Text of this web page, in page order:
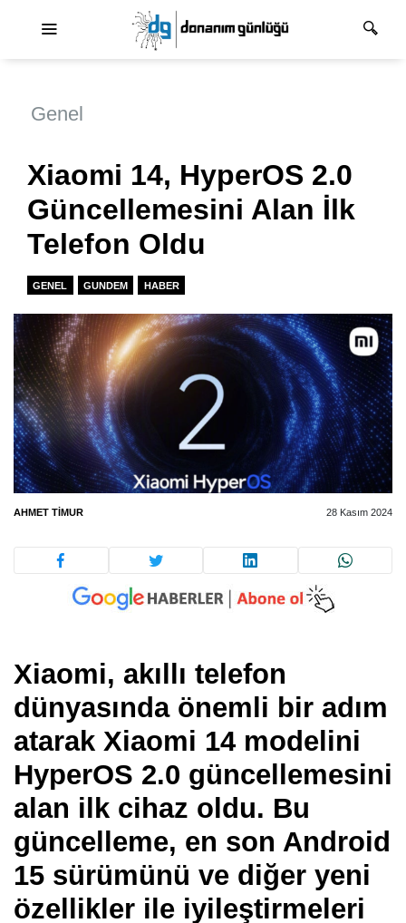
Genel
Xiaomi 14, HyperOS 2.0
Güncellemesini Alan İlk
Telefon Oldu
GENEL GUNDEM HABER
AHMET TIMUR 28 Kasım 2024
Xiaomi, akıllı telefon
dünyasında önemli bir adım
atarak Xiaomi 14 modelini
HyperOS 2.0 güncellemesini
alan ilk cihaz oldu. Bu
güncelleme, en son Android
15 sürümünü ve diğer yeni
özellikler ile iyileştirmeleri